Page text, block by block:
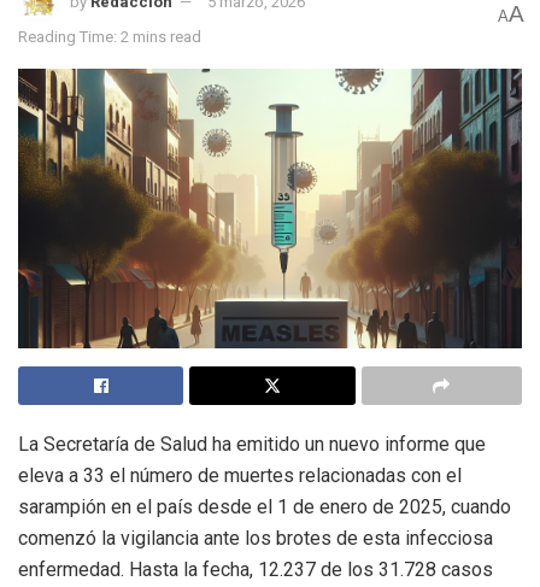
Reading Time: 2 mins read
AA
La Secretaría de Salud ha emitido un nuevo informe que
eleva a 33 el número de muertes relacionadas con el
sarampión en el país desde el 1 de enero de 2025, cuando
comenzó la vigilancia ante los brotes de esta infecciosa
enfermedad. Hasta la fecha, 12.237 de los 31.728 casos